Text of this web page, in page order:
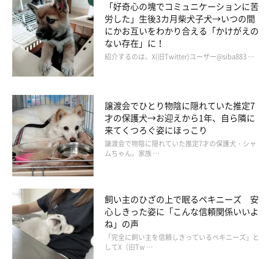
「好奇心の塊でコミュニケーションに苦
労した」生後3カ月柴犬子犬→いつの間
にかお互いをわかり合える「かけがえの
ない存在」に！
紹介するのは、X(旧Twitter)ユーザー@siba883 …
譲渡会でひとり物陰に隠れていた推定7
才の保護犬→お迎えから1年、自ら隣に
来てくつろぐ姿にほっこり
譲渡会で物陰に隠れていた推定7才の保護犬・シャ
ムちゃん。家族 …
飼い主のひざの上で眠るペキニーズ 安
心しきった姿に「こんな信頼関係いいよ
ね」の声
「完全に飼い主を信頼しきっているペキニーズ」と
してX（旧Tw …